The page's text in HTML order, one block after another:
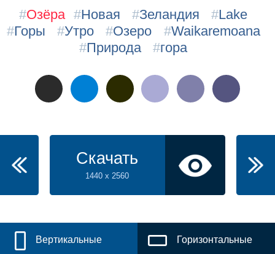
#Озёра #Новая #Зеландия #Lake
#Горы #Утро #Озеро #Waikaremoana
#Природа #гора
Скачать
1440 x 2560
Вертикальные Горизонтальные